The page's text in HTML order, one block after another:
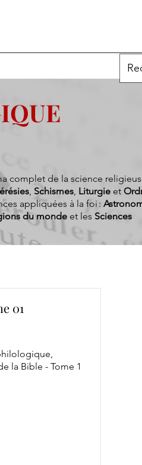
01
la Bible - Tome 1
complet de la science
, Schismes, Liturgie et
appliquées à la foi :
du monde et les Sciences